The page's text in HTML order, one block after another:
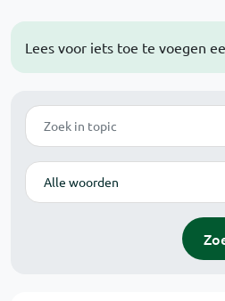
Lees voor iets toe te voegen
Zoek
Modus